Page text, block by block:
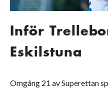
Inför
Eskilstuna
Omgång 21 av Superettan